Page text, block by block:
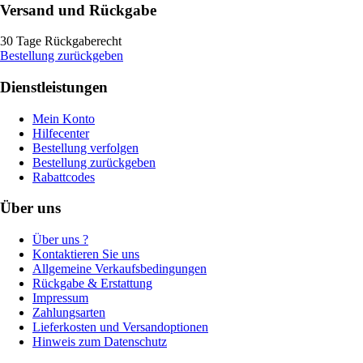
Versand und Rückgabe
30 Tage Rückgaberecht
Bestellung zurückgeben
Dienstleistungen
Mein Konto
Hilfecenter
Bestellung verfolgen
Bestellung zurückgeben
Rabattcodes
Über uns
Über uns ?
Kontaktieren Sie uns
Allgemeine Verkaufsbedingungen
Rückgabe & Erstattung
Impressum
Zahlungsarten
Lieferkosten und Versandoptionen
Hinweis zum Datenschutz